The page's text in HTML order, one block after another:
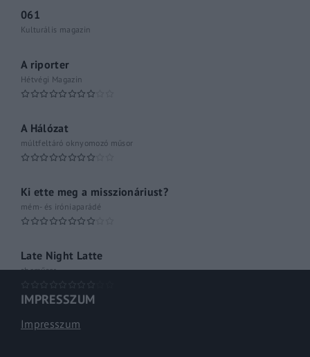
061
Kulturális magazin
A riporter
Hétvégi Magazin
A Hálózat
múltfeltáró oknyomozó műsor
Ki ette meg a misszionáriust?
mém- és iróniaparádé
Late Night Latte
shoműsor
IMPRESSZUM
Impresszum